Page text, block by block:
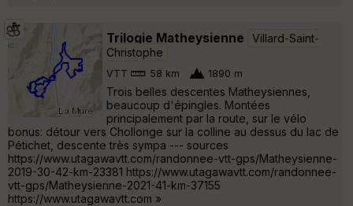
Trilogie Matheysienne
Villard-Saint-
Christophe
VTT 58 km 1890 m
Trois belles descentes Matheysiennes,
beaucoup d'épingles. Montées
principalement par la route, sur le vélo
bonus: détour vers Chollonge sur la colline au dessus du lac de
Pétichet, descente très sympa --- sources
https://www.utagawavtt.com/randonnee-vtt-gps/Matheysienne-
2019-30-42-km-23381 https://www.utagawavtt.com/randonnee-
vtt-gps/Matheysienne-2021-41-km-37155
https://www.utagawavtt.com »